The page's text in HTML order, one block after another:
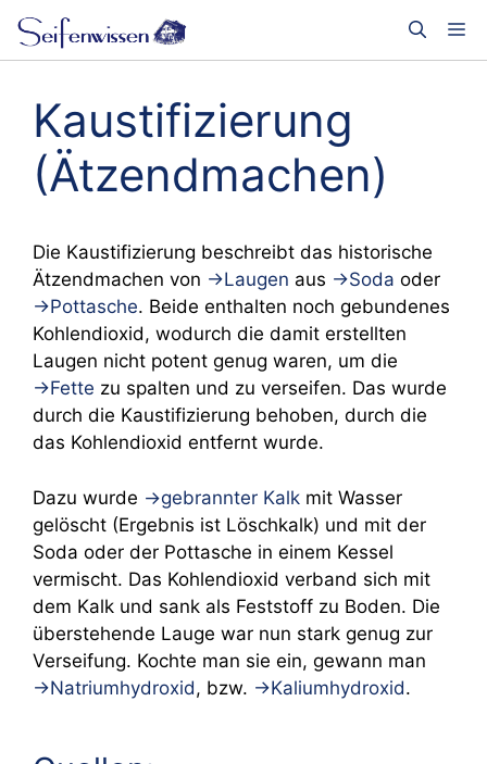
Zum
Inhalt
springen
Kaustifizierung
(Ätzendmachen)
Die Kaustifizierung beschreibt das historische
Ätzendmachen von →Laugen aus →Soda oder
→Pottasche. Beide enthalten noch gebundenes
Kohlendioxid, wodurch die damit erstellten
Laugen nicht potent genug waren, um die
→Fette zu spalten und zu verseifen. Das wurde
durch die Kaustifizierung behoben, durch die
das Kohlendioxid entfernt wurde.
Dazu wurde →gebrannter Kalk mit Wasser
gelöscht (Ergebnis ist Löschkalk) und mit der
Soda oder der Pottasche in einem Kessel
vermischt. Das Kohlendioxid verband sich mit
dem Kalk und sank als Feststoff zu Boden. Die
überstehende Lauge war nun stark genug zur
Verseifung. Kochte man sie ein, gewann man
→Natriumhydroxid, bzw. →Kaliumhydroxid.